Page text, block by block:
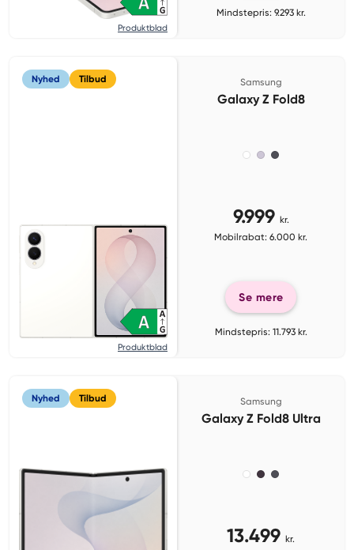
Produktblad
Mindstepris: 9.293 kr.
Nyhed Tilbud
Produktblad
Samsung
Galaxy Z Fold8
9.999 kr.
Mobilrabat: 6.000 kr.
Se mere
Mindstepris: 11.793 kr.
Nyhed Tilbud Samsung
Galaxy Z Fold8 Ultra
13.499 kr.